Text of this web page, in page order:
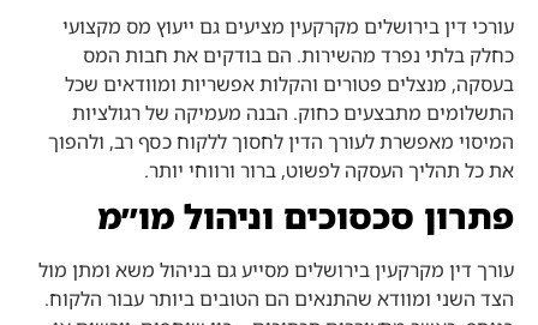
עורכי דין בירושלים מקרקעין מציעים גם ייעוץ מס מקצועי
כחלק בלתי נפרד מהשירות. הם בודקים את חבות המס
בעסקה, מנצלים פטורים והקלות אפשריות ומוודאים שכל
התשלומים מתבצעים כחוק. הבנה מעמיקה של רגולציות
המיסוי מאפשרת לעורך הדין לחסוך ללקוח כסף רב, ולהפוך
את כל תהליך העסקה לפשוט, ברור ורווחי יותר.
פתרון סכסוכים וניהול מו״מ
עורך דין מקרקעין בירושלים מסייע גם בניהול משא ומתן מול
הצד השני ומוודא שהתנאים הם הטובים ביותר עבור הלקוח.